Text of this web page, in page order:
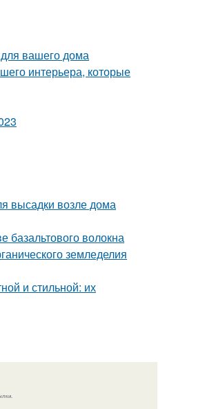
вашего дома
интерьера, которые
высадки возле дома
базальтового волокна
земледелия
и стильной: их